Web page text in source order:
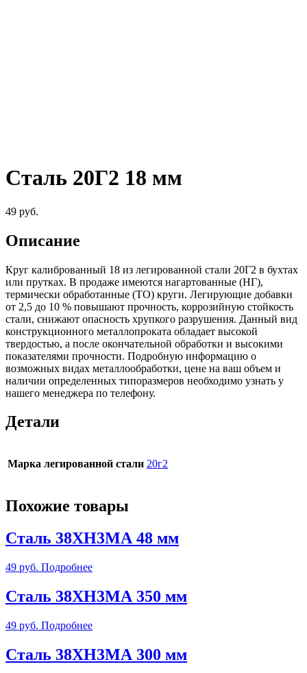
Сталь 20Г2 18 мм
49 руб.
Описание
Круг калиброванный 18 из легированной стали 20Г2 в бухтах
или прутках. В продаже имеются нагартованные (НГ),
термически обработанные (ТО) круги. Легирующие добавки
от 2,5 до 10 % повышают прочность, коррозийную стойкость
стали, снижают опасность хрупкого разрушения. Данный вид
конструкционного металлопроката обладает высокой
твердостью, а после окончательной обработки и высокими
показателями прочности. Подробную информацию о
возможных видах металлообработки, цене на ваш объем и
наличии определенных типоразмеров необходимо узнать у
нашего менеджера по телефону.
Детали
Марка легированной стали 20г2
Похожие товары
Сталь 38ХН3МА 48 мм
49 руб. Подробнее
Сталь 38ХН3МА 350 мм
49 руб. Подробнее
Сталь 38ХН3МА 300 мм